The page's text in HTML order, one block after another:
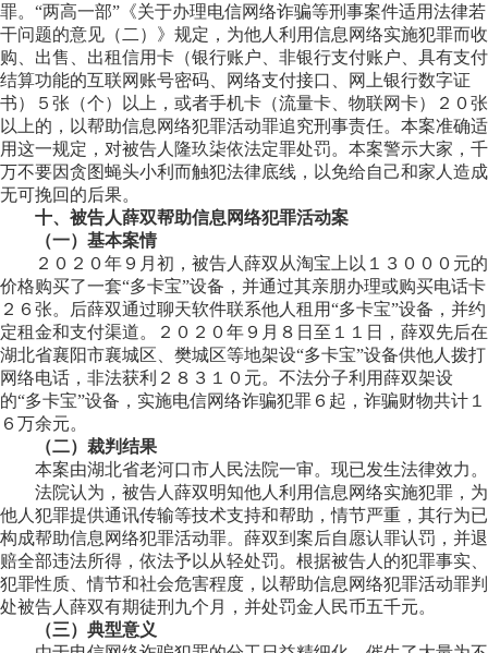
罪。“两高一部”《关于办理电信网络诈骗等刑事案件适用法律若
干问题的意见（二）》规定，为他人利用信息网络实施犯罪而收
购、出售、出租信用卡（银行账户、非银行支付账户、具有支付
结算功能的互联网账号密码、网络支付接口、网上银行数字证
书）５张（个）以上，或者手机卡（流量卡、物联网卡）２０张
以上的，以帮助信息网络犯罪活动罪追究刑事责任。本案准确适
用这一规定，对被告人隆玖柒依法定罪处罚。本案警示大家，千
万不要因贪图蝇头小利而触犯法律底线，以免给自己和家人造成
无可挽回的后果。
十、被告人薛双帮助信息网络犯罪活动案
（一）基本案情
２０２０年９月初，被告人薛双从淘宝上以１３０００元的
价格购买了一套“多卡宝”设备，并通过其亲朋办理或购买电话卡
２６张。后薛双通过聊天软件联系他人租用“多卡宝”设备，并约
定租金和支付渠道。２０２０年９月８日至１１日，薛双先后在
湖北省襄阳市襄城区、樊城区等地架设“多卡宝”设备供他人拨打
网络电话，非法获利２８３１０元。不法分子利用薛双架设
的“多卡宝”设备，实施电信网络诈骗犯罪６起，诈骗财物共计１
６万余元。
（二）裁判结果
本案由湖北省老河口市人民法院一审。现已发生法律效力。
法院认为，被告人薛双明知他人利用信息网络实施犯罪，为
他人犯罪提供通讯传输等技术支持和帮助，情节严重，其行为已
构成帮助信息网络犯罪活动罪。薛双到案后自愿认罪认罚，并退
赔全部违法所得，依法予以从轻处罚。根据被告人的犯罪事实、
犯罪性质、情节和社会危害程度，以帮助信息网络犯罪活动罪判
处被告人薛双有期徒刑九个月，并处罚金人民币五千元。
（三）典型意义